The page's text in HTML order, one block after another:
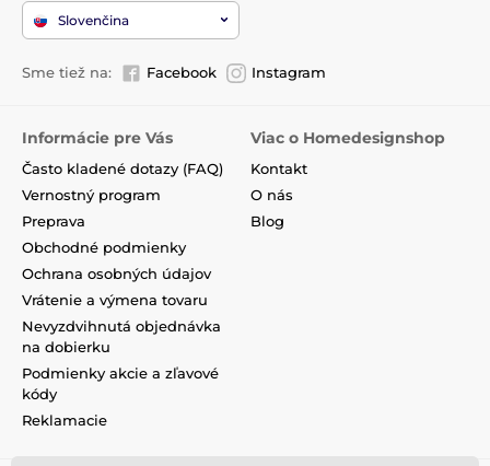
Slovenčina
Sme tiež na: Facebook Instagram
Informácie pre Vás
Často kladené dotazy (FAQ)
Vernostný program
Preprava
Obchodné podmienky
Ochrana osobných údajov
Vrátenie a výmena tovaru
Nevyzdvihnutá objednávka
na dobierku
Podmienky akcie a zľavové
kódy
Reklamacie
Viac o Homedesignshop
Kontakt
O nás
Blog